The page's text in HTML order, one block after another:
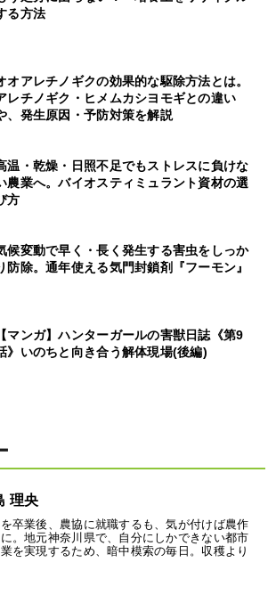
る方法
オアレチノギクの効果的な駆除方法とは。
レチノギク・ヒメムカシヨモギとの違い
、発生原因・予防対策を解説
温・乾燥・日照不足でもストレスに負けな
農業へ。バイオスティミュラント資材の選
方
候変動で早く・長く発生する害虫をしっか
防除。通年使える気門封鎖剤『フーモン』
【マンガ】ハンターガールの害獣日誌《第9
》いのちと向き合う解体現場(後編)
理央
卒業後、農協に就職するも、気が付けば農作
。地元神奈川県で、自分にしかできない都市
を実現するため、暗中模索の毎日。収穫より